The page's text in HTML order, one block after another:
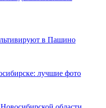
в Пашино
лучшие фото